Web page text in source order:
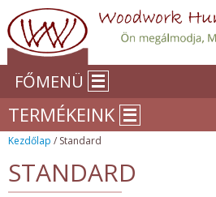
FŐMENÜ
Kezdőlap / Standard
STANDARD
TERMÉKEINK